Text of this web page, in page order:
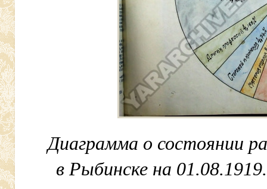
Диаграмма о состоянии
в Рыбинске на